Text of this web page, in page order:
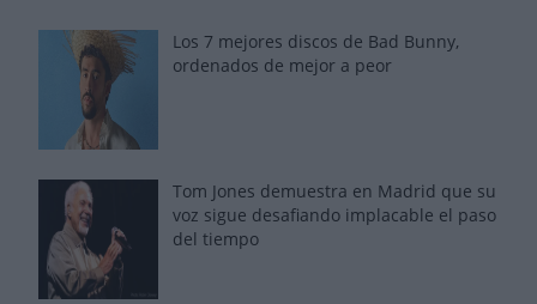
Los 7 mejores discos de Bad Bunny,
ordenados de mejor a peor
Tom Jones demuestra en Madrid que su
voz sigue desafiando implacable el paso
del tiempo